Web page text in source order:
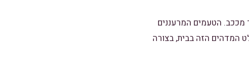
מככב. הטעמים המרעננים
המדהים הזה בבית, בצורה